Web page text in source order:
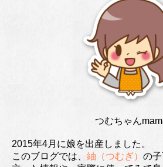
つむちゃん
2015年4月に娘を出産しました。
このブログでは、 紬（つむぎ） の